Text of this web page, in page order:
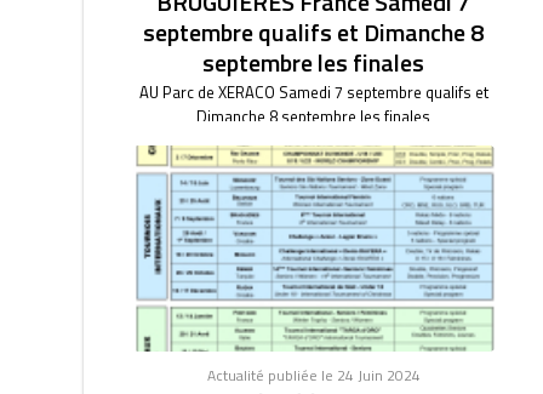
septembre qualifs et Dimanche 8
septembre les finales
AU Parc de XERACO Samedi 7 septembre qualifs et
Dimanche 8 septembre les finales
Actualité publiée le 24 Juin 2024